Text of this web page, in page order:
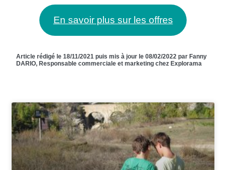
En savoir plus sur les offres
Article rédigé le 18/11/2021 puis mis à jour le 08/02/2022 par Fanny
DARIO, Responsable commerciale et marketing chez Explorama